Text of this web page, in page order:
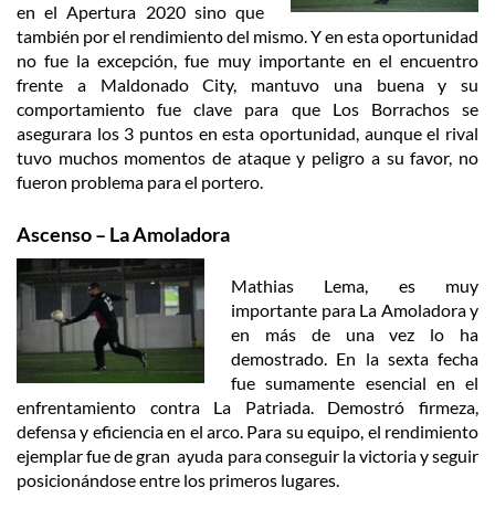
en el Apertura 2020 sino que
también por el rendimiento del mismo. Y en esta oportunidad
no fue la excepción, fue muy importante en el encuentro
frente a Maldonado City, mantuvo una buena y su
comportamiento fue clave para que Los Borrachos se
asegurara los 3 puntos en esta oportunidad, aunque el rival
tuvo muchos momentos de ataque y peligro a su favor, no
fueron problema para el portero.
Ascenso – La Amoladora
Mathias Lema, es muy
importante para La Amoladora y
en más de una vez lo ha
demostrado. En la sexta fecha
fue sumamente esencial en el
enfrentamiento contra La Patriada. Demostró firmeza,
defensa y eficiencia en el arco. Para su equipo, el rendimiento
ejemplar fue de gran ayuda para conseguir la victoria y seguir
posicionándose entre los primeros lugares.